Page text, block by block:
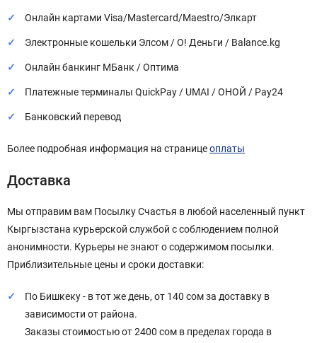
Онлайн картами Visa/Mastercard/Maestro/Элкарт
Электронные кошельки Элсом / О! Деньги / Balance.kg
Онлайн банкинг МБанк / Оптима
Платежные терминалы QuickPay / UMAI / ОНОЙ / Pay24
Банковский перевод
Более подробная информация на страницеоплаты
Доставка
Мы отправим вам Посылку Счастья в любой населенный пункт
Кыргызстана курьерской службой с соблюдением полной
анонимности. Курьеры не знают о содержимом посылки.
Приблизительные цены и сроки доставки:
По Бишкеку - в тот же день, от 140 сом за доставку в
зависимости от района.
Заказы стоимостью от 2400 сом в пределах города в